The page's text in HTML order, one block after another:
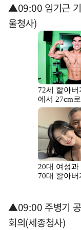
▲09:00 임기근 기
울청사)
▲09:00 주병기 공
회의(세종청사)